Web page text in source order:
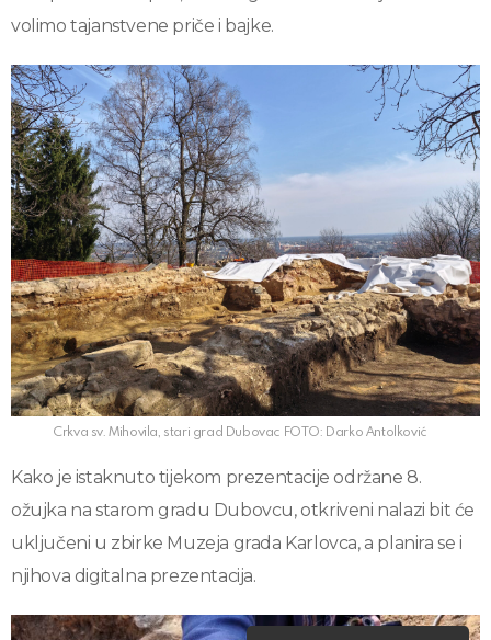
volimo tajanstvene priče i bajke.
Crkva sv. Mihovila, stari grad Dubovac FOTO: Darko Antolković
Kako je istaknuto tijekom prezentacije održane 8.
ožujka na starom gradu Dubovcu, otkriveni nalazi bit će
uključeni u zbirke Muzeja grada Karlovca, a planira se i
njihova digitalna prezentacija.